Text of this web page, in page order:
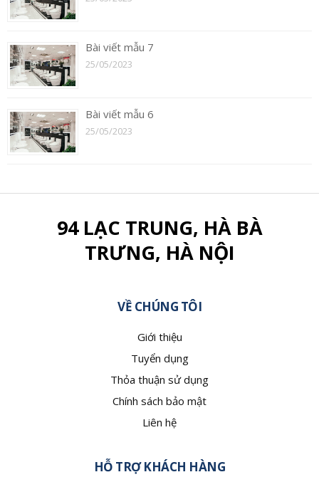
Bài viết mẫu 7
25/05/2023
Bài viết mẫu 6
25/05/2023
94 LẠC TRUNG, HÀ BÀ
TRƯNG, HÀ NỘI
VỀ CHÚNG TÔI
Giới thiệu
Tuyển dụng
Thỏa thuận sử dụng
Chính sách bảo mật
Liên hệ
HỖ TRỢ KHÁCH HÀNG